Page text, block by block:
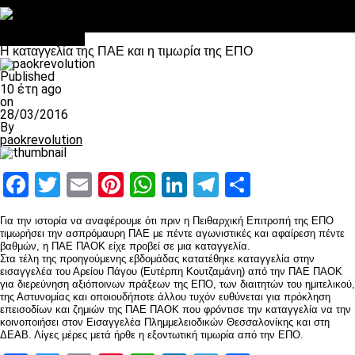
Η καταγγελία της ΠΑΕ και η τιμωρία της ΕΠΟ
Published
10 έτη ago
on
28/03/2016
By
paokrevolution
Facebook
Twitter
EmailPinterest
WhatsApp
LinkedIn
Telegram
Για την ιστορία να αναφέρουμε ότι πριν η Πειθαρχική Επιτροπή της ΕΠΟ
τιμωρήσει την ασπρόμαυρη ΠΑΕ με πέντε αγωνιστικές και αφαίρεση πέντε
βαθμών, η ΠΑΕ ΠΑΟΚ είχε προβεί σε μια καταγγελία.
Στα τέλη της προηγούμενης εβδομάδας κατατέθηκε καταγγελία στην
εισαγγελέα του Αρείου Πάγου (Ευτέρπη Κουτζαμάνη) από την ΠΑΕ ΠΑΟΚ
για διερεύνηση αξιόποινων πράξεων της ΕΠΟ, των διαιτητών του ημιτελικού,
της Αστυνομίας και οποιουδήποτε άλλου τυχόν ευθύνεται για πρόκληση
επεισοδίων και ζημιών της ΠΑΕ ΠΑΟΚ που φρόντισε την καταγγελία να την
κοινοποιήσει στον Εισαγγελέα Πλημμελειοδικών Θεσσαλονίκης και στη
ΔΕΑΒ. Λίγες μέρες μετά ήρθε η εξοντωτική τιμωρία από την ΕΠΟ.